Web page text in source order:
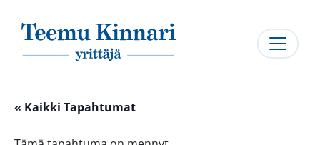
Päävalikko
« Kaikki Tapahtumat